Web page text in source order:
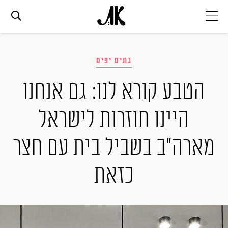
אופנה
סלבס
המגזין
בתים יפים
הטבע קורא לנו: גם אנחנו
היינו חוזרות לישראל
מארה"ב בשביל בית עם חצר
כזאת